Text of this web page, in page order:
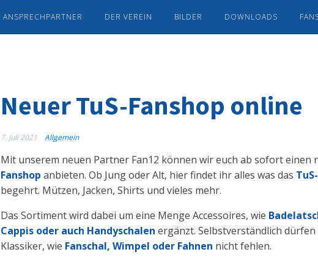
ANSPRECHPARTNER DER VEREIN BILDER DOWNLOADS
Neuer TuS-Fanshop online
7. Juli 2021 Allgemein
Mit unserem neuen Partner Fan12 können wir euch ab sofort einen
Fanshop anbieten. Ob Jung oder Alt, hier findet ihr alles was das
begehrt. Mützen, Jacken, Shirts und vieles mehr.
Das Sortiment wird dabei um eine Menge Accessoires, wie
Cappis oder auch Handyschalen ergänzt. Selbstverständlich dürfen
Klassiker, wie Fanschal, Wimpel oder Fahnen nicht fehlen.